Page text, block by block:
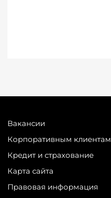
Вакансии
Корпоративным клиентам
Кредит и страхование
Карта сайта
Правовая информация